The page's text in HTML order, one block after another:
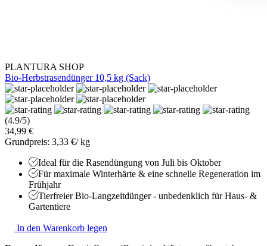
PLANTURA SHOP
Bio-Herbstrasendünger 10,5 kg (Sack)
(4.9/5)
34,99 €
Grundpreis: 3,33 €/ kg
Ideal für die Rasendüngung von Juli bis Oktober
Für maximale Winterhärte & eine schnelle Regeneration im
Frühjahr
Tierfreier Bio-Langzeitdünger - unbedenklich für Haus- &
Gartentiere
In den Warenkorb legen